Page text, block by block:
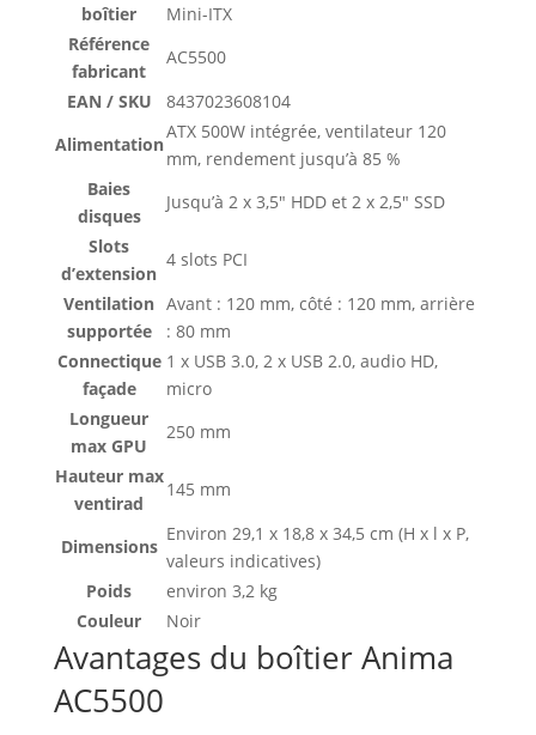
boîtier
Mini-ITX
Référence
fabricant
AC5500
EAN / SKU
8437023608104
Alimentation
ATX 500W intégrée, ventilateur 120
mm, rendement jusqu’à 85 %
Baies
disques
Jusqu’à 2 x 3,5″ HDD et 2 x 2,5″ SSD
Slots
d’extension
4 slots PCI
Ventilation
supportée
Avant : 120 mm, côté : 120 mm, arrière
: 80 mm
Connectique
façade
1 x USB 3.0, 2 x USB 2.0, audio HD,
micro
Longueur
max GPU
250 mm
Hauteur max
ventirad
145 mm
Dimensions
Environ 29,1 x 18,8 x 34,5 cm (H x l x P,
valeurs indicatives)
Poids
environ 3,2 kg
Couleur
Noir
Avantages du boîtier Anima
AC5500